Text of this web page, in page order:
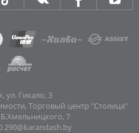
ул. Гикало, 3
Торговый центр "Столица"
7
290@karandash.by